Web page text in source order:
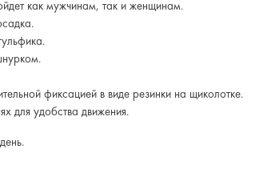
как мужчинам, так и женщинам.
фиксацией в виде резинки на щиколотке.
для удобства движения.